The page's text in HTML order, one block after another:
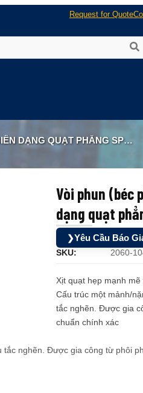
Request for Quote
DẠNG QUẠT PHẲNG SPN 20
Vòi phun (béc
dạng quạt
❯Yêu Cầu Báo
SKU: 2060-
Xịt quạt hẹp mạnh
Cấu trúc một mảnh/
tắc nghẽn. Được gia
chuẩn chính xác
nghẽn. Được gia công từ phôi